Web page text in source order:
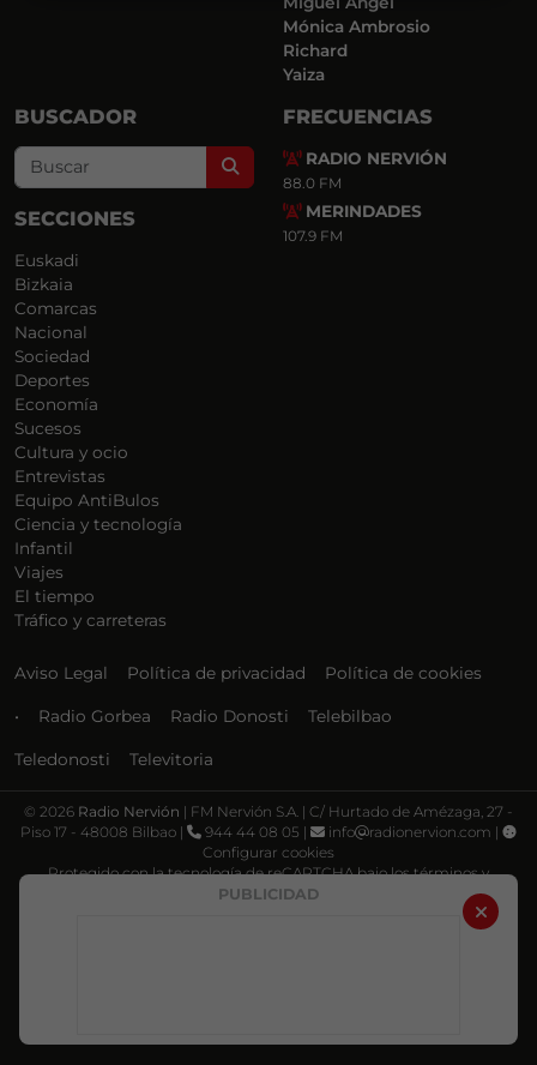
PUBLICIDAD
Mónica Ambrosio
Richard
Yaiza
BUSCADOR
Search
SECCIONES
Euskadi
Bizkaia
Comarcas
Nacional
Sociedad
Deportes
Economía
Sucesos
Cultura y ocio
Entrevistas
Equipo AntiBulos
Ciencia y tecnología
Infantil
Viajes
El tiempo
Tráfico y carreteras
FRECUENCIAS
RADIO NERVIÓN
88.0 FM
MERINDADES
107.9 FM
Aviso Legal Política de privacidad Política de cookies
• Radio Gorbea Radio Donosti Telebilbao
Teledonosti Televitoria
© 2026 Radio Nervión | FM Nervión S.A. | C/ Hurtado de Amézaga, 27 -
Piso 17 - 48008 Bilbao |
944 44 08 05 | info
radionervion.com |
Configurar cookies
Protegido con la tecnología de reCAPTCHA bajo los términos y
Política de privacidad Términos de servicio